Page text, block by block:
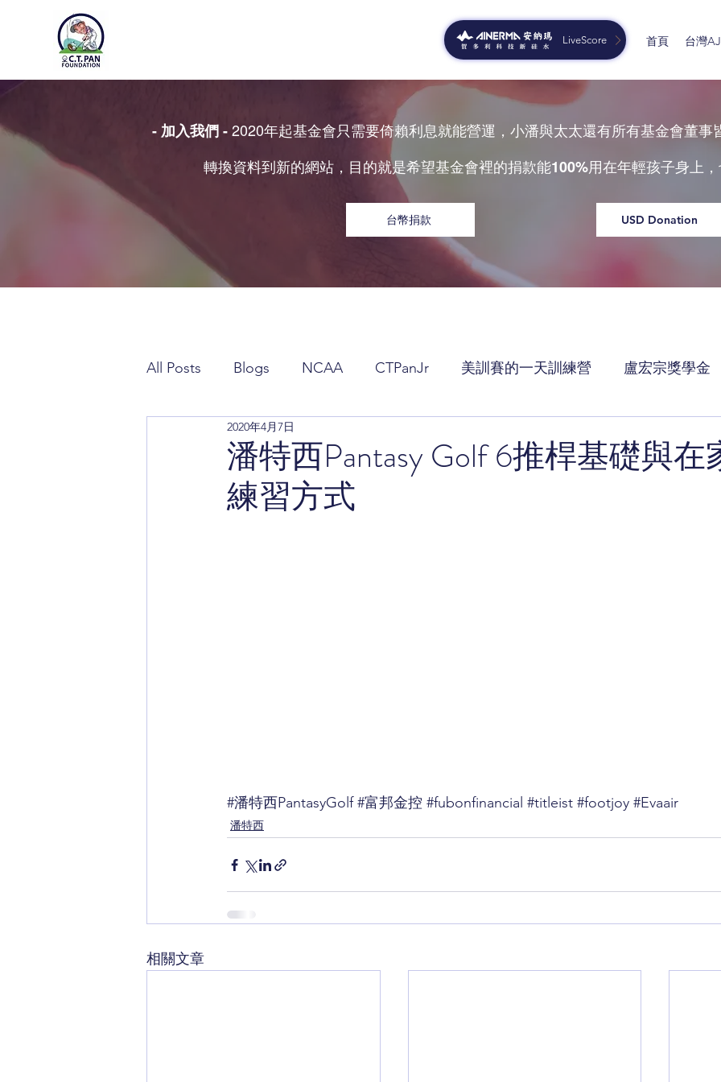
LiveScore 首頁 台灣
- 加入我們 -2020年起基金會只需要倚賴利息就能營運，小潘與太太還有所有基金會董
轉換資料到新的網站，目的就是希望基金會裡的捐款能100%用在年輕孩子身上
台幣捐款 USD Donation
All Posts Blogs NCAA CTPanJr 美訓賽的一天訓練營 盧宏宗獎學金
潘政琮相關報導
潘特西Pantasy Golf 6推桿基礎與在
練習方式
2020年4月7日
#潘特西PantasyGolf #富邦金控 #fubonfinancial #titleist #footjoy #Evaair
潘特西
相關文章